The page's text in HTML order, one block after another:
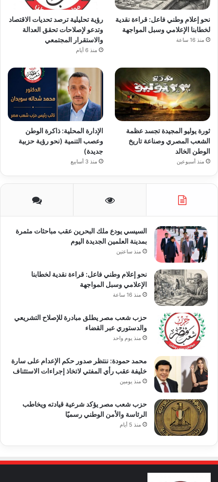
نحو إعلام وطني فاعل: قراءة نقدية
لخطابنا الإعلامي وسبل المواجهة
منذ 16 ساعة
رؤية تحليلية ترصد تحديات الاقتصاد
وتدعو لإصلاحات تحقق العدالة
والاستقرار المجتمعي
منذ 6 أيام
ثورة يوليو المجيدة تجسد عظمة
الشعب المصري وصناعة تاريخ
الوطن الخالد
منذ أسبوعين
الإدارة المحلية: ذاكرة الوطن
وعصب التنمية (نحو رؤية حزبية
جديدة)
منذ 3 أسابيع
السيسي يودع ملك البحرين عقب مباحثات مثمرة
بمدينة العلمين الجديدة اليوم
منذ ساعتين
نحو إعلام وطني فاعل: قراءة نقدية لخطابنا
الإعلامي وسبل المواجهة
منذ 16 ساعة
حزب شعب مصر يطلق مبادرة للإصلاح التشريعي
والدستوري عبر القضاء
منذ يوم واحد
محمد حمودة: ننتظر صدور حكم الإعدام على سارة
خليفة عقب رأي المفتي لاتخاذ إجراءات الاستئناف
منذ يومين
حزب شعب مصر يؤكد شرعية قيادته ويخاطب
الرئاسة والأمن الوطني رسميًا
منذ 5 أيام